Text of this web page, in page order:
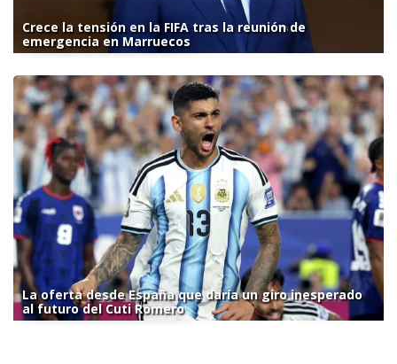
Crece la tensión en la FIFA tras la reunión de
emergencia en Marruecos
La oferta desde España que daría un giro inesperado
al futuro del Cuti Romero